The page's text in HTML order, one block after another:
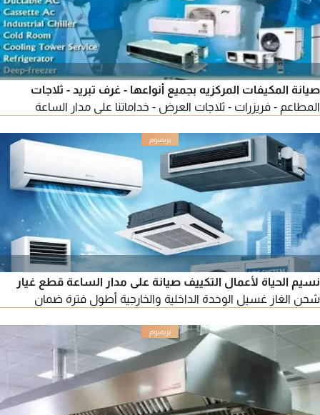
صيانة المكيفات المركزيه بجميع أنواعها - غرف تبريد - ثلاجات
المطاعم - فريزرات - ثلاجات العرض - خداماتنا على مدار الساعة
نسيم الحياة لأعمال التكييف صيانة على مدار الساعة قطع غيار
شحن الغاز غسيل الوحدة الداخلية والخارجية أطول فترة ضمان